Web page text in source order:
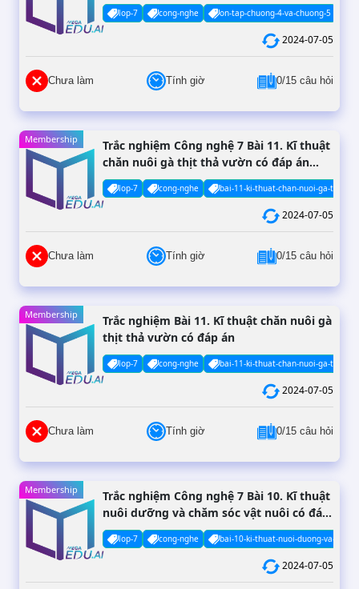
lop-7 cong-nghe on-tap-chuong-4-va-chuong-5
2024-07-05
Chưa làm Tính giờ 0/15 câu hỏi
Membership
Trắc nghiệm Công nghệ 7 Bài 11. Kĩ thuật
chăn nuôi gà thịt thả vườn có đáp án
(Phần 2)
lop-7 cong-nghe bai-11-ki-thuat-chan-nuoi-ga-thit-
2024-07-05
Chưa làm Tính giờ 0/15 câu hỏi
Membership
Trắc nghiệm Bài 11. Kĩ thuật chăn nuôi gà
thịt thả vườn có đáp án
lop-7 cong-nghe bai-11-ki-thuat-chan-nuoi-ga-thit-
2024-07-05
Chưa làm Tính giờ 0/15 câu hỏi
Membership
Trắc nghiệm Công nghệ 7 Bài 10. Kĩ thuật
nuôi dưỡng và chăm sóc vật nuôi có đáp
án (Phần 2)
lop-7 cong-nghe bai-10-ki-thuat-nuoi-duong-va-
2024-07-05